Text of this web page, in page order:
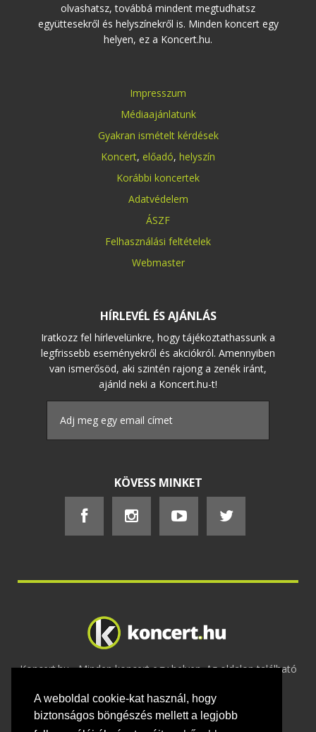
A weboldal cookie-kat használ, hogy
biztonságos böngészés mellett a legjobb
olvashatsz, továbbá mindent megtudhatsz
együttesekről és helyszínekről is. Minden koncert egy
helyen, ez a Koncert.hu.
Impresszum
Médiaajánlatunk
Gyakran ismételt kérdések
Koncert, előadó, helyszín
Korábbi koncertek
Adatvédelem
ÁSZF
Felhasználási feltételek
Webmaster
HÍRLEVÉL ÉS AJÁNLÁS
Iratkozz fel hírlevelünkre, hogy tájékoztathassunk a
legfrissebb eseményekről és akciókról. Amennyiben
van ismerősöd, aki szintén rajong a zenék iránt,
ajánld neki a Koncert.hu-t!
KÖVESS MINKET
Koncert.hu - Minden koncert egy helyen. Az oldalon található
2020 Adatvédelem-ÁSZF-Felhasználási
feltételek-Webmaster- Kapcsolat és üzenet küldés